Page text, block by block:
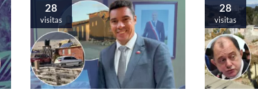
28
visitas
28
visitas